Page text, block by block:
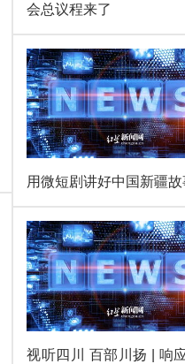
会总议程来了
用微短剧讲好中国新疆故
视听四川 百部川扬 | 响